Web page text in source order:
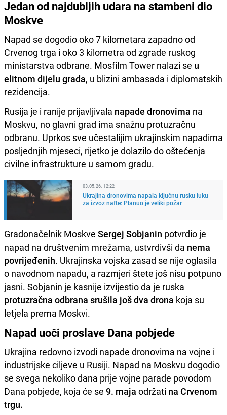
Jedan od najdubljih udara na stambeni dio
Moskve
Napad se dogodio oko 7 kilometara zapadno od
Crvenog trga i oko 3 kilometra od zgrade ruskog
ministarstva odbrane. Mosfilm Tower nalazi se u
elitnom dijelu grada, u blizini ambasada i diplomatskih
rezidencija.
Rusija je i ranije prijavljivala napade dronovima na
Moskvu, no glavni grad ima snažnu protuzračnu
odbranu. Uprkos sve učestalijim ukrajinskim napadima
posljednjih mjeseci, rijetko je dolazilo do oštećenja
civilne infrastrukture u samom gradu.
03.05.26. 12:22
Ukrajina dronovima napala ključnu rusku luku
za izvoz nafte: Planuo je veliki požar
Gradonačelnik Moskve Sergej Sobjanin potvrdio je
napad na društvenim mrežama, ustvrdivši da nema
povrijeđenih. Ukrajinska vojska zasad se nije oglasila
o navodnom napadu, a razmjeri štete još nisu potpuno
jasni. Sobjanin je kasnije izvijestio da je ruska
protuzračna odbrana srušila još dva drona koja su
letjela prema Moskvi.
Napad uoči proslave Dana pobjede
Ukrajina redovno izvodi napade dronovima na vojne i
industrijske ciljeve u Rusiji. Napad na Moskvu dogodio
se svega nekoliko dana prije vojne parade povodom
Dana pobjede, koja će se 9. maja održati na Crvenom
trgu.